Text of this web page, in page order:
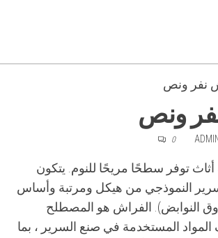
نفر ونص
ونص
ADMIN
0
توفر سطحًا مريحًا للنوم. يتكون
النموذجي من هيكل ومرتبة وأساس
النوابض). الفراش هو المصطلح
المستخدمة في صنع السرير ، بما